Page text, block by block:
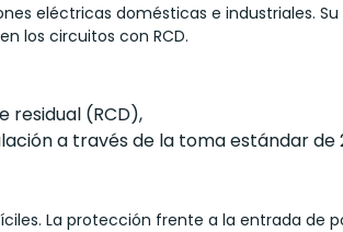
eléctricas domésticas e industriales.
en los circuitos con RCD.
residual (RCD),
a través de la toma estándar de
La protección frente a la entrada de